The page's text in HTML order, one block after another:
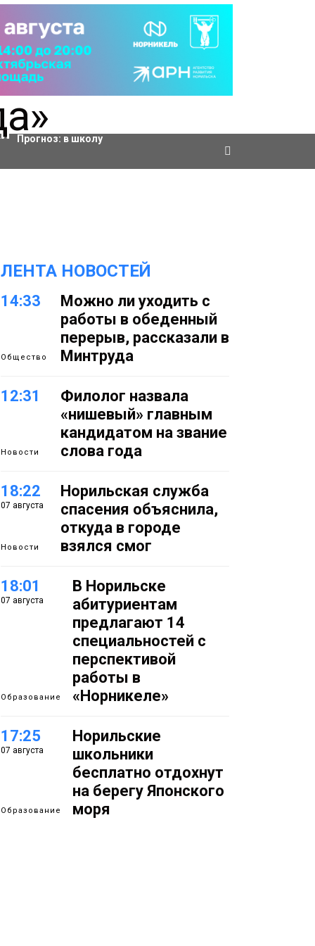
Актировки
Прогноз: в школу
ЛЕНТА НОВОСТЕЙ
14:33
Общество
Можно ли уходить с
работы в обеденный
перерыв, рассказали в
Минтруда
12:31
Новости
Филолог назвала
«нишевый» главным
кандидатом на звание
слова года
18:22
07 августа
Новости
Норильская служба
спасения объяснила,
откуда в городе
взялся смог
18:01
07 августа
Образование
В Норильске
абитуриентам
предлагают 14
специальностей с
перспективой
работы в
«Норникеле»
17:25
07 августа
Образование
Норильские
школьники
бесплатно отдохнут
на берегу Японского
моря